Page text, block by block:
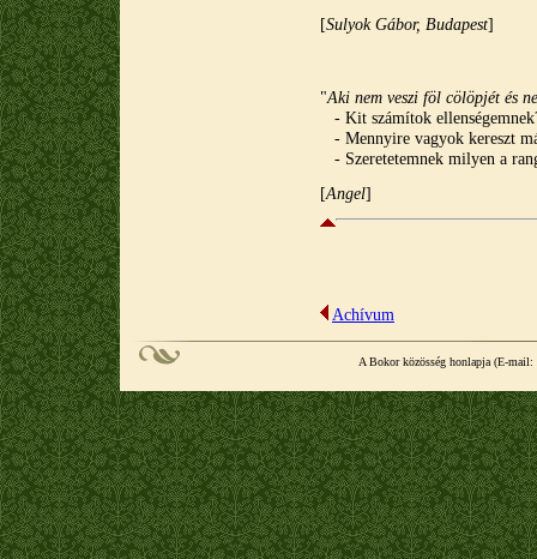
[Sulyok Gábor, Budapest]
"Aki nem veszi föl cölöpjét és
- Kit számítok
- Mennyire vagyok kereszt
- Szeretetemnek milyen a
[Angel]
Achívum
A Bokor közösség honlapja (E-mail: